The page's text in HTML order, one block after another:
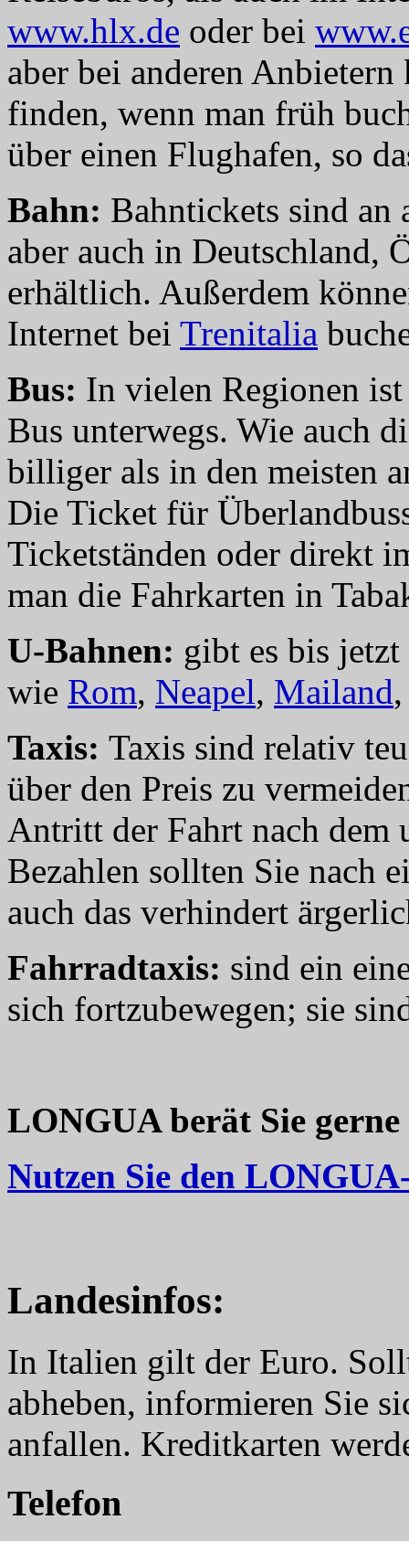
www.hlx.de oder bei
aber bei anderen
finden, wenn man früh
über einen Flughafen, so
Bahn: Bahntickets sind an
aber auch in Deutschland,
erhältlich. Außerdem
Internet bei Trenitalia
Bus: In vielen Regionen
Bus unterwegs. Wie auch
billiger als in den meisten
Die Ticket für
Ticketständen oder direkt
man die Fahrkarten in
U-Bahnen: gibt es bis
wie Rom, Neapel, Mailand
Taxis: Taxis sind relativ
über den Preis zu
Antritt der Fahrt nach dem
Bezahlen sollten Sie nach
auch das verhindert
Fahrradtaxis: sind ein
sich fortzubewegen; sie
LONGUA berät Sie
Nutzen Sie den
Landesinfos:
In Italien gilt der Euro.
abheben, informieren Sie
anfallen. Kreditkarten
Telefon